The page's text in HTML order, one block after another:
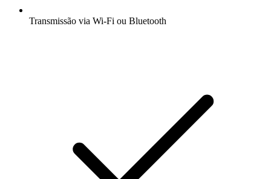
Transmissão via Wi-Fi ou Bluetooth